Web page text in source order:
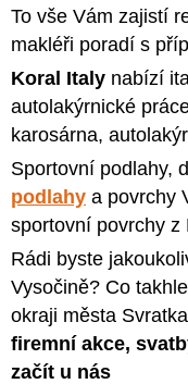
To vše Vám zajistí
makléři poradí s
Koral Italy nabízí
autolakýrnické
karosárna,
Sportovní podlahy,
podlahy a povrchy
sportovní povrchy z
Rádi byste
Vysočině? Co takhle
okraji města
firemní akce,
začít u nás